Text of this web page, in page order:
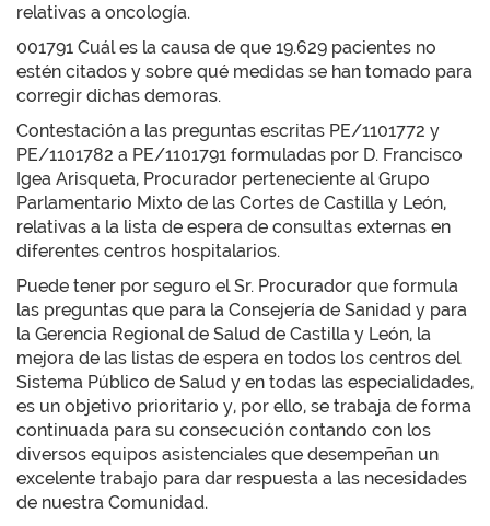
relativas a oncología.
001791 Cuál es la causa de que 19.629 pacientes no
estén citados y sobre qué medidas se han tomado para
corregir dichas demoras.
Contestación a las preguntas escritas PE/1101772 y
PE/1101782 a PE/1101791 formuladas por D. Francisco
Igea Arisqueta, Procurador perteneciente al Grupo
Parlamentario Mixto de las Cortes de Castilla y León,
relativas a la lista de espera de consultas externas en
diferentes centros hospitalarios.
Puede tener por seguro el Sr. Procurador que formula
las preguntas que para la Consejería de Sanidad y para
la Gerencia Regional de Salud de Castilla y León, la
mejora de las listas de espera en todos los centros del
Sistema Público de Salud y en todas las especialidades,
es un objetivo prioritario y, por ello, se trabaja de forma
continuada para su consecución contando con los
diversos equipos asistenciales que desempeñan un
excelente trabajo para dar respuesta a las necesidades
de nuestra Comunidad.